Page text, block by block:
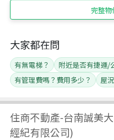
完整
住商不動產-台南誠美
經紀有限公司)
大家都在問
有無電梯？
附近是否有捷運/
有管理費嗎？費用多少？
屋